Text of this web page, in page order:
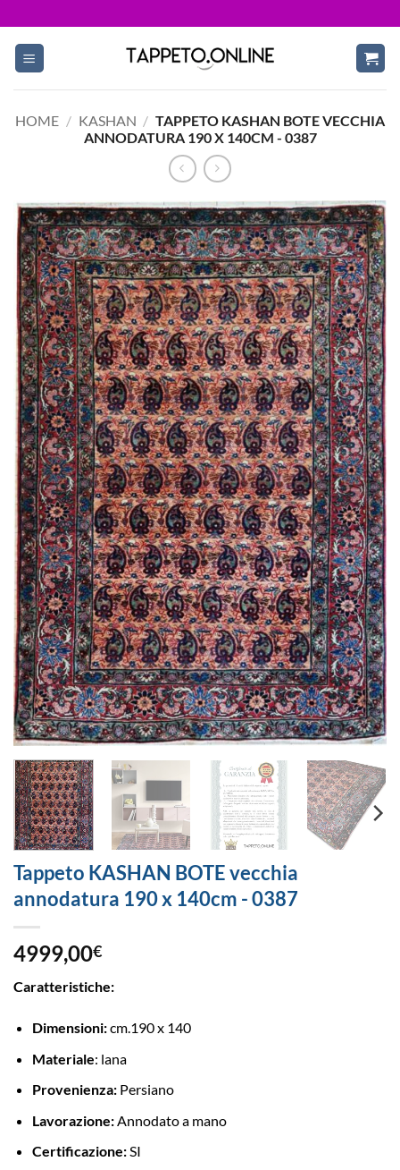
al
contenuto
HOME / KASHAN / TAPPETO KASHAN BOTE VECCHIA
ANNODATURA 190 X 140CM - 0387
Tappeto KASHAN BOTE vecchia
annodatura 190 x 140cm - 0387
4999,00€
Caratteristiche:
Dimensioni:cm.190 x 140
Materiale: lana
Provenienza: Persiano
Lavorazione: Annodato a mano
Certificazione:SI